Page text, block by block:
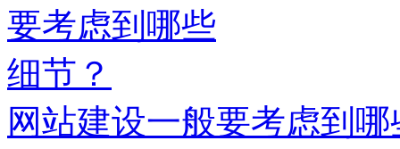
网站建设一般要考虑到